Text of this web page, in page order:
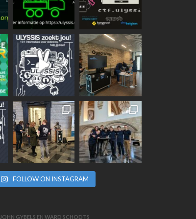
FOLLOW ON INSTAGRAM
JOHN GYBELS EN WARD SCHODTS